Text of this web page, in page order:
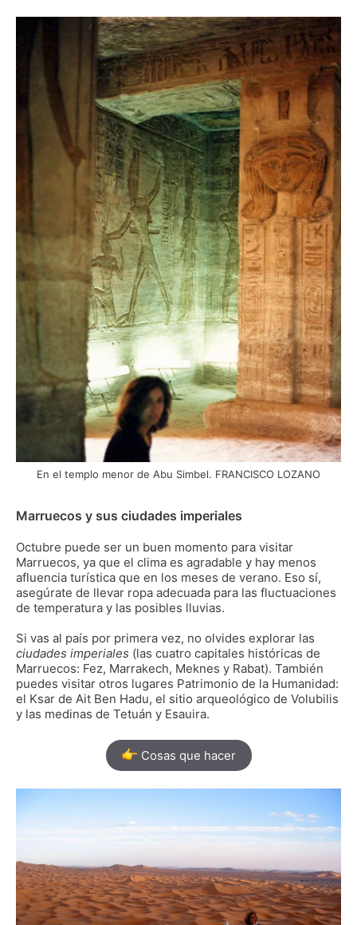
En el templo menor de Abu Simbel. FRANCISCO LOZANO
Marruecos y sus ciudades imperiales
Octubre puede ser un buen momento para visitar
Marruecos, ya que el clima es agradable y hay menos
afluencia turística que en los meses de verano. Eso sí,
asegúrate de llevar ropa adecuada para las fluctuaciones
de temperatura y las posibles lluvias.
Si vas al país por primera vez, no olvides explorar las
ciudades imperiales (las cuatro capitales históricas de
Marruecos: Fez, Marrakech, Meknes y Rabat). También
puedes visitar otros lugares Patrimonio de la Humanidad:
el Ksar de Ait Ben Hadu, el sitio arqueológico de Volubilis
y las medinas de Tetuán y Esauira.
Cosas que hacer